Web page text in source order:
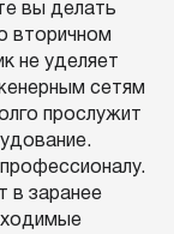
вы делать
вторичном
не уделяет
сетям
прослужит
в заранее